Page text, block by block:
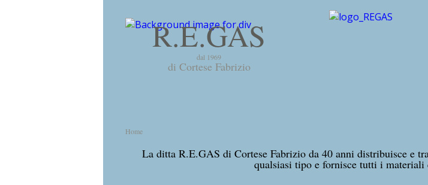
R.E.GAS
dal 1969
di Cortese Fabrizio
Home
La ditta R.E.GAS di Cortese Fabrizio da 40 anni distribuisce e
qualsiasi tipo e fornisce tutti i materiali